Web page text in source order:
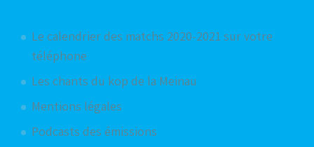
Le calendrier des matchs 2020-2021 sur votre
téléphone
Les chants du kop de la Meinau
Mentions légales
Podcasts des émissions